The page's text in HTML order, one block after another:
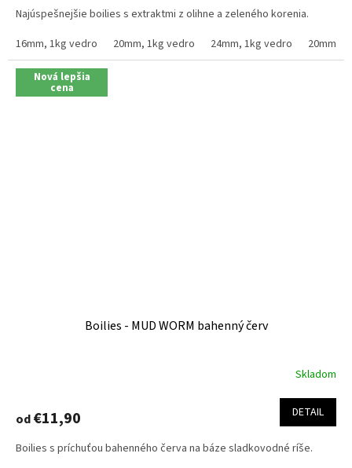
z
hviezdičiek.
Najúspešnejšie boilies s extraktmi z olihne a zeleného korenia.
16mm, 1kg vedro
20mm, 1kg vedro 24mm, 1kg vedro 20mm,
Nová lepšia
cena
Boilies - MUD WORM bahenný červ
je
z
Skladom
od€11,90 DETAIL
Boilies s príchuťou bahenného červa na báze sladkovodné ríše.